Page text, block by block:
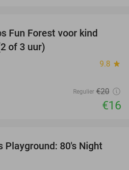
Fun Forest voor kind
of 3 uur)
9.8 star
Regulier €20
€16
45%
Playground: 80's Night